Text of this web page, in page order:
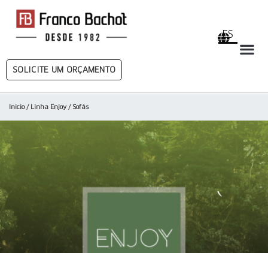
SOLICITE UM ORÇAMENTO
ES
Inicio/ Linha Enjoy/ Sofás